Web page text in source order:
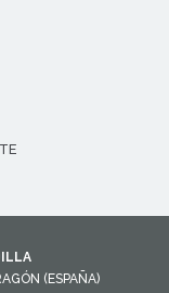
(ESPAÑA)